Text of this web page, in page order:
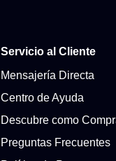
Servicio al Cliente
Mensajería Directa
Centro de Ayuda
Descubre como
Preguntas Frecuentes